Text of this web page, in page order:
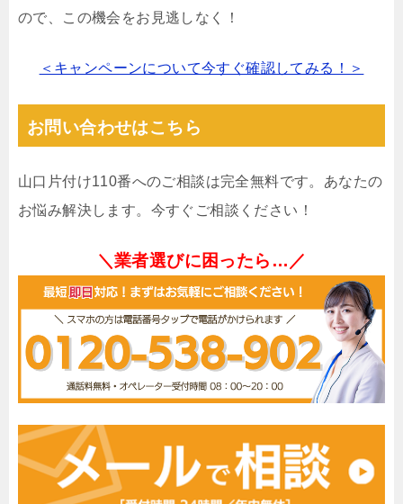
ので、この機会をお見逃しなく！
＜キャンペーンについて今すぐ確認してみる！＞
お問い合わせはこちら
山口片付け110番へのご相談は完全無料です。あなたの
お悩み解決します。今すぐご相談ください！
＼業者選びに困ったら…／